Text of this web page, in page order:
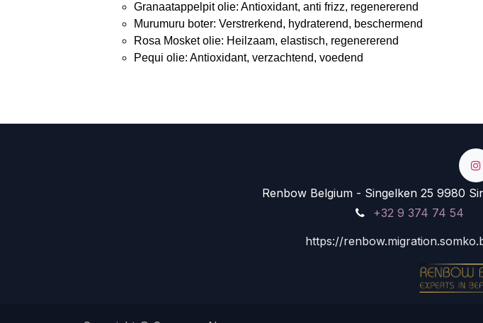
Granaatappelpit olie: Antioxidant, anti frizz, regenererend
Murumuru boter: Verstrerkend, hydraterend, beschermend
Rosa Mosket olie: Heilzaam, elastisch, regenererend
Pequi olie: Antioxidant, verzachtend, voedend
Renbow Belgium - Singelken 25 9980
+32 9 374 74 54
https://